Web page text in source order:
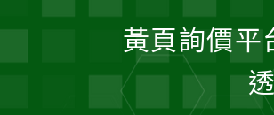
黃頁詢價平